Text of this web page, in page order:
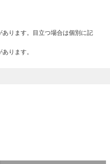
ります。目立つ場合は個別に記
ります。